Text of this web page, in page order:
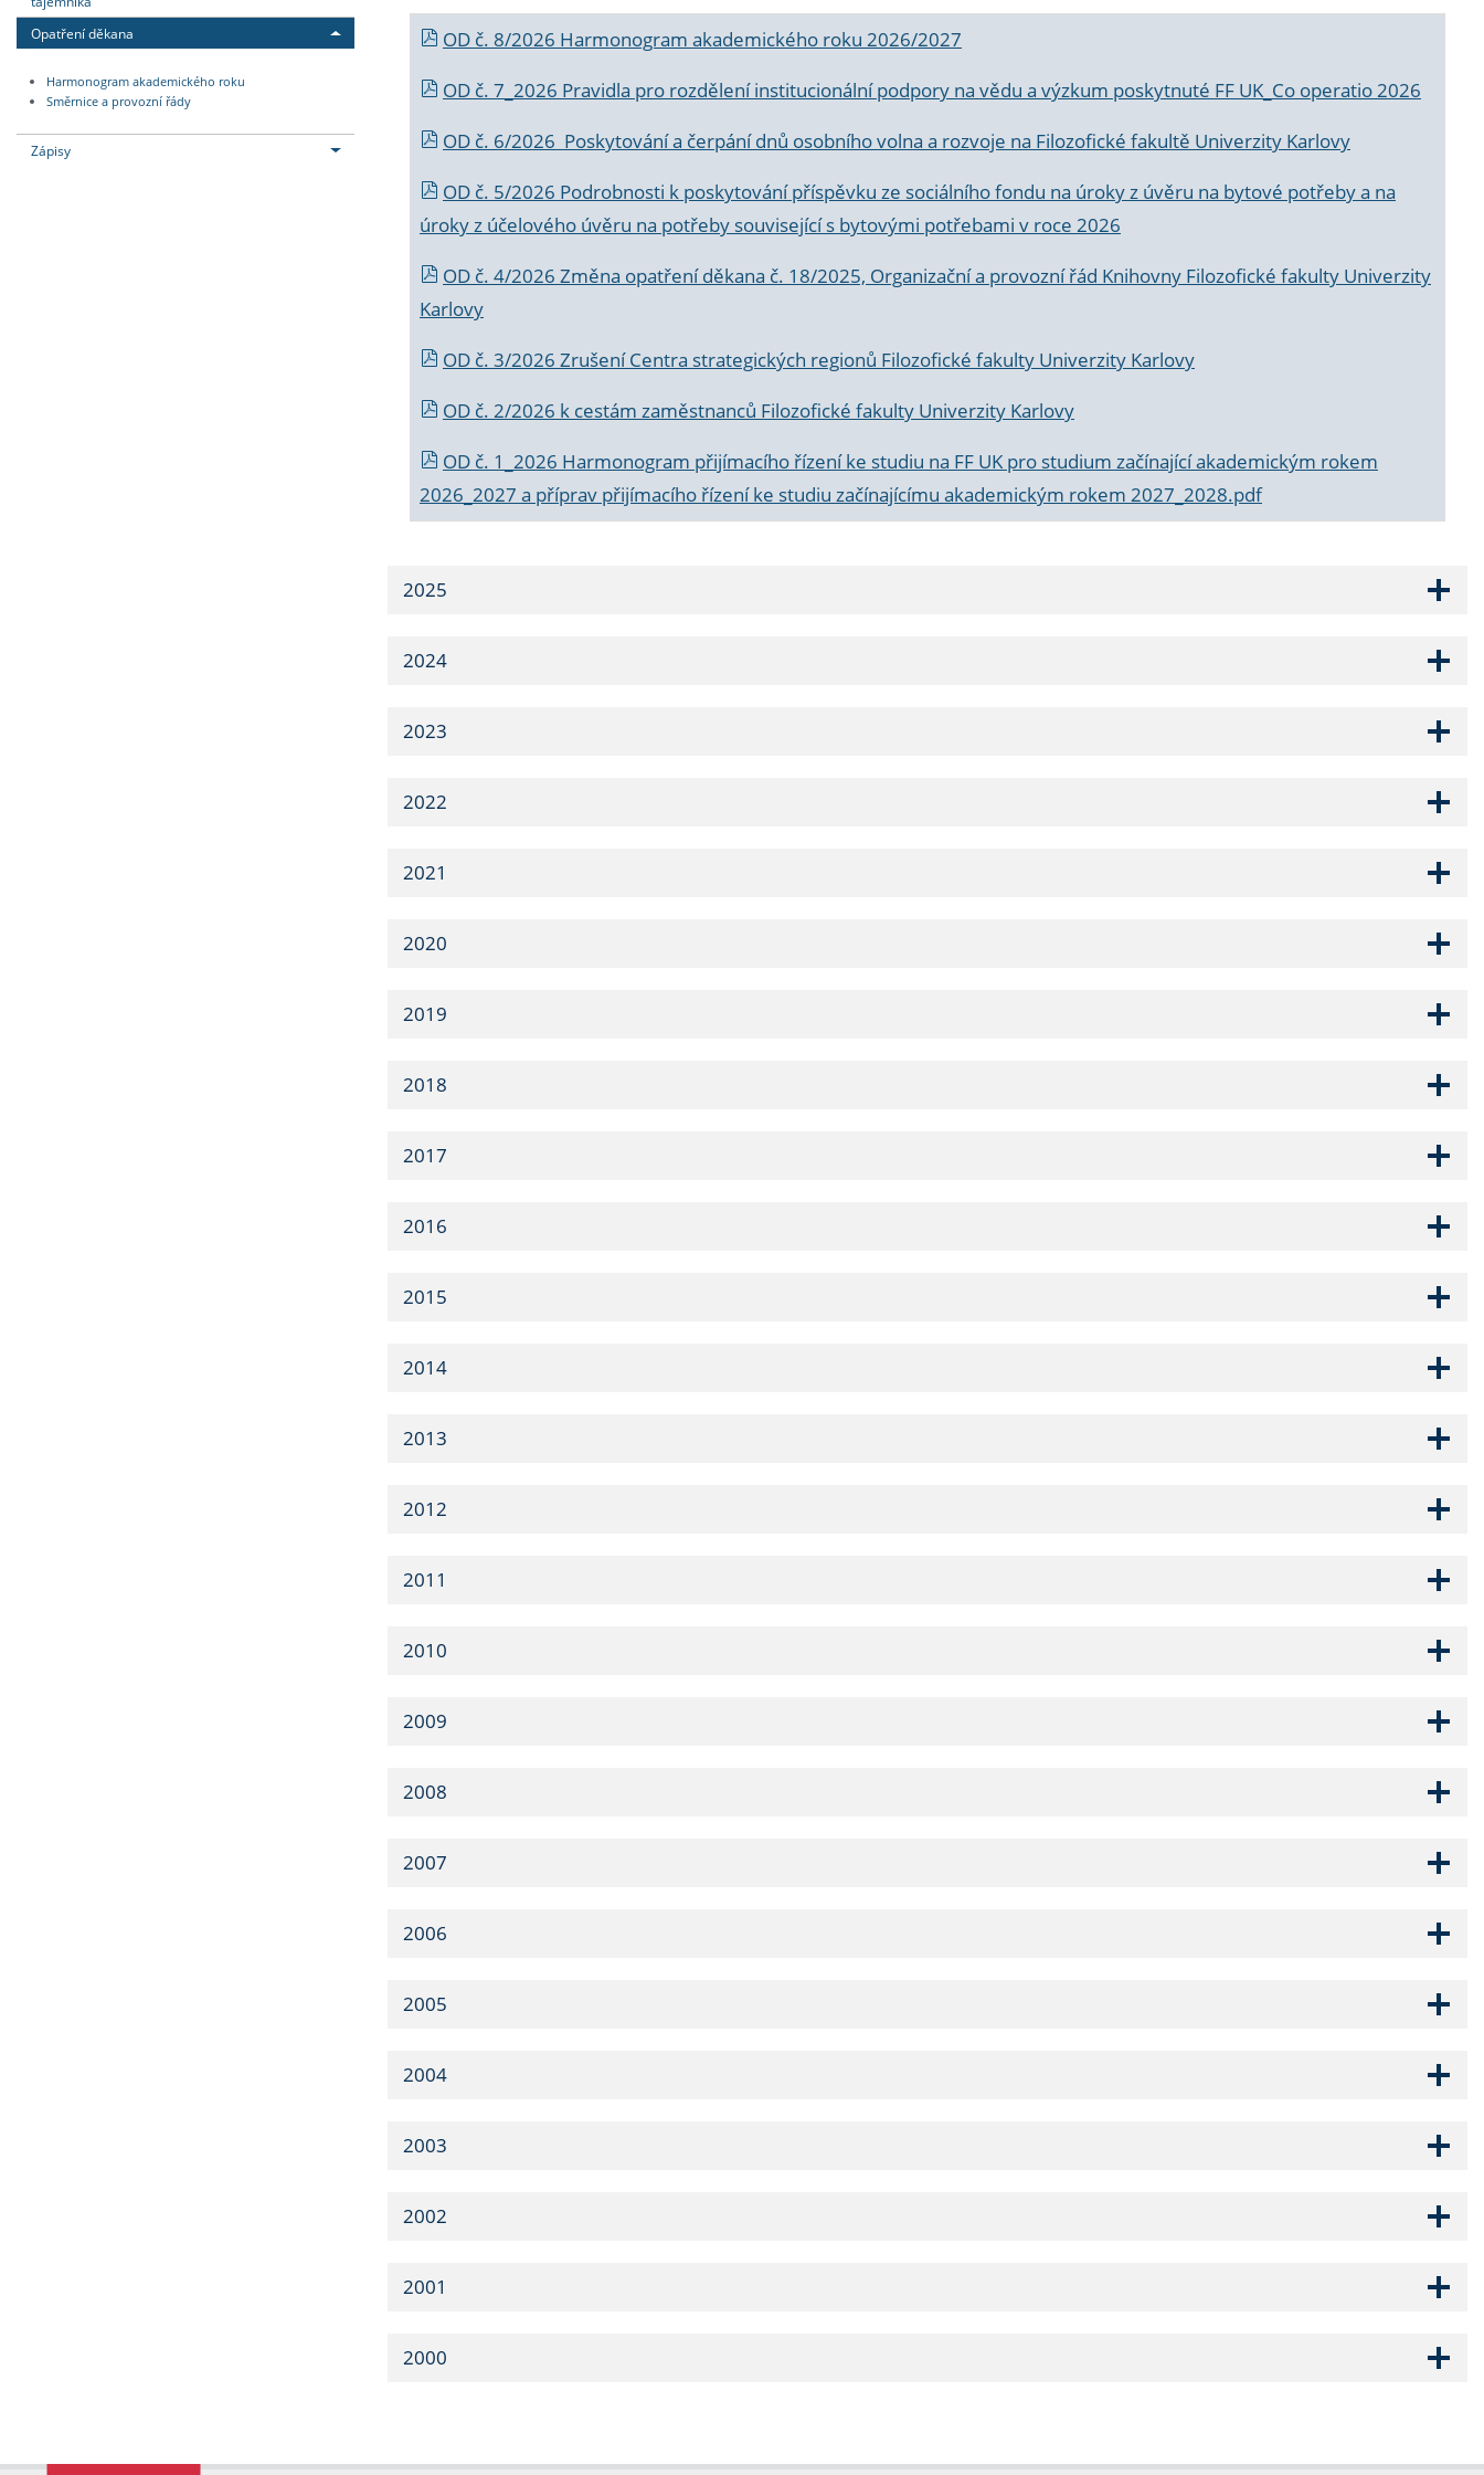
Opatření děkana
Harmonogram akademického roku
Směrnice a provozní řády
Zápisy
OD č. 8/2026 Harmonogram akademického roku 2026/2027
OD č. 7_2026 Pravidla pro rozdělení institucionální podpory na vědu a výzkum poskytnuté FF UK_Co operatio 2026
OD č. 6/2026 Poskytování a čerpání dnů osobního volna a rozvoje na Filozofické fakultě Univerzity Karlovy
OD č. 5/2026 Podrobnosti k poskytování příspěvku ze sociálního fondu na úroky z úvěru na bytové potřeby a na
úroky z účelového úvěru na potřeby související s bytovými potřebami v roce 2026
OD č. 4/2026 Změna opatření děkana č. 18/2025, Organizační a provozní řád Knihovny Filozofické fakulty Univerzity
Karlovy
OD č. 3/2026 Zrušení Centra strategických regionů Filozofické fakulty Univerzity Karlovy
OD č. 2/2026 k cestám zaměstnanců Filozofické fakulty Univerzity Karlovy
OD č. 1_2026 Harmonogram přijímacího řízení ke studiu na FF UK pro studium začínající akademickým rokem
2026_2027 a příprav přijímacího řízení ke studiu začínajícímu akademickým rokem 2027_2028.pdf
2025
2024
2023
2022
2021
2020
2019
2018
2017
2016
2015
2014
2013
2012
2011
2010
2009
2008
2007
2006
2005
2004
2003
2002
2001
2000